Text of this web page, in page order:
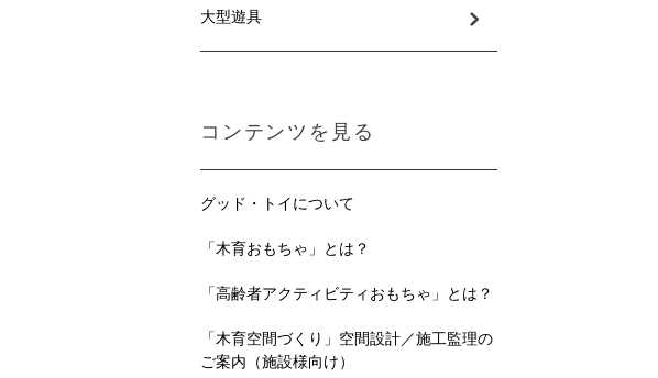
大型遊具
コンテンツを見る
グッド・トイについて
「木育おもちゃ」とは？
「高齢者アクティビティおもちゃ」とは？
「木育空間づくり」空間設計／施工監理の
ご案内（施設様向け）